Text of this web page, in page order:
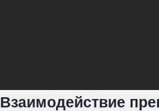
Взаимодействие